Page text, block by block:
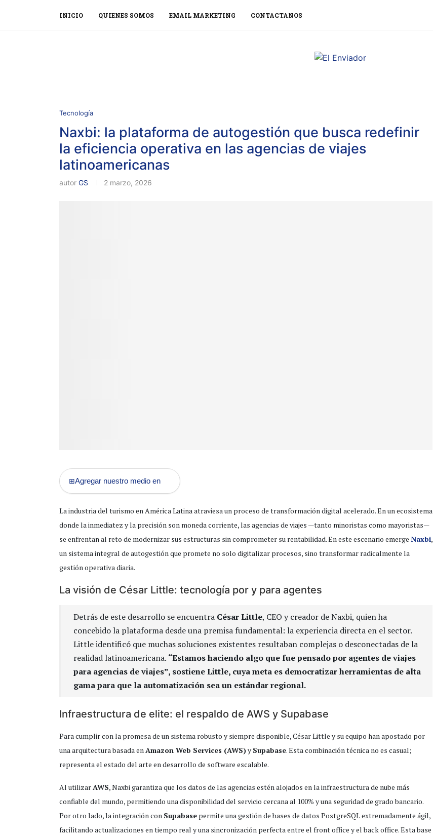
INICIO QUIENES SOMOS EMAIL MARKETING CONTACTANOS
Tecnología
Naxbi: la plataforma de autogestión que busca redefinir
la eficiencia operativa en las agencias de viajes
latinoamericanas
autor GS 2 marzo, 2026
⊞Agregar nuestro medio en
La industria del turismo en América Latina atraviesa un proceso de transformación digital acelerado. En un ecosistema
donde la inmediatez y la precisión son moneda corriente, las agencias de viajes —tanto minoristas como mayoristas—
se enfrentan al reto de modernizar sus estructuras sin comprometer su rentabilidad. En este escenario emerge Naxbi,
un sistema integral de autogestión que promete no solo digitalizar procesos, sino transformar radicalmente la
gestión operativa diaria.
La visión de César Little: tecnología por y para agentes
Detrás de este desarrollo se encuentra César Little, CEO y creador de Naxbi, quien ha
concebido la plataforma desde una premisa fundamental: la experiencia directa en el sector.
Little identificó que muchas soluciones existentes resultaban complejas o desconectadas de la
realidad latinoamericana. “Estamos haciendo algo que fue pensado por agentes de viajes
para agencias de viajes”, sostiene Little, cuya meta es democratizar herramientas de alta
gama para que la automatización sea un estándar regional.
Infraestructura de elite: el respaldo de AWS y Supabase
Para cumplir con la promesa de un sistema robusto y siempre disponible, César Little y su equipo han apostado por
una arquitectura basada en Amazon Web Services (AWS)y Supabase. Esta combinación técnica no es casual;
representa el estado del arte en desarrollo de software escalable.
Al utilizar AWS, Naxbi garantiza que los datos de las agencias estén alojados en la infraestructura de nube más
confiable del mundo, permitiendo una disponibilidad del servicio cercana al 100% y una seguridad de grado bancario.
Por otro lado, la integración con Supabase permite una gestión de bases de datos PostgreSQL extremadamente ágil,
facilitando actualizaciones en tiempo real y una sincronización perfecta entre el front office y el back office. Esta base